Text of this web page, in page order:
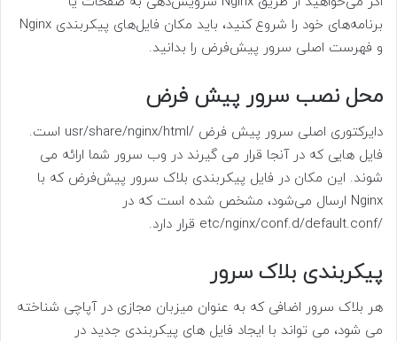
برنامه‌های خود را شروع کنید، باید مکان فایل‌های پیکربندی Nginx
و فهرست اصلی سرور پیش‌فرض را بدانید.
محل نصب سرور پیش فرض
دایرکتوری اصلی سرور پیش فرض /usr/share/nginx/html است.
فایل هایی که در آنجا قرار می گیرند در وب سرور شما ارائه می
شوند. این مکان در فایل پیکربندی بلاک سرور پیش‌فرض که با
Nginx ارسال می‌شود، مشخص شده است که در
/etc/nginx/conf.d/default.conf قرار دارد.
پیکربندی بلاک سرور
هر بلاک سرور اضافی که به عنوان میزبان مجازی در آپاچی شناخته
می شود، می تواند با ایجاد فایل های پیکربندی جدید در